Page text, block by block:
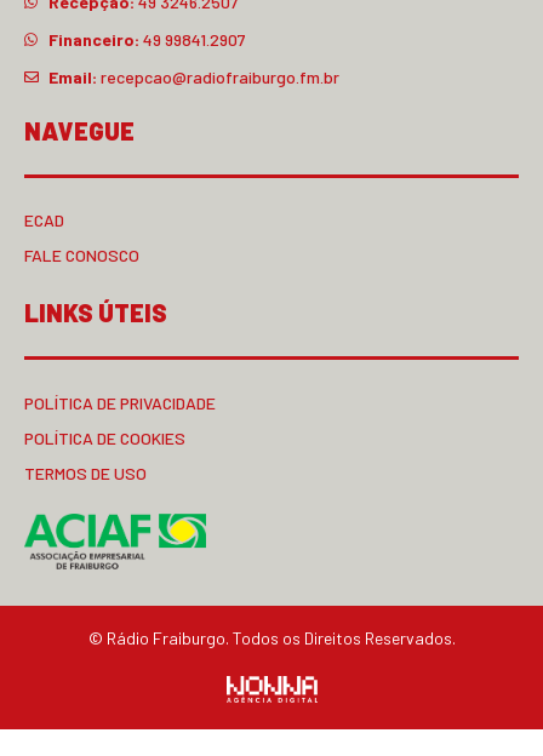
Financeiro: 49 99841.2907
Email: recepcao@radiofraiburgo.fm.br
NAVEGUE
ECAD
FALE CONOSCO
LINKS ÚTEIS
POLÍTICA DE PRIVACIDADE
POLÍTICA DE COOKIES
TERMOS DE USO
© Rádio Fraiburgo. Todos os Direitos Reservados.